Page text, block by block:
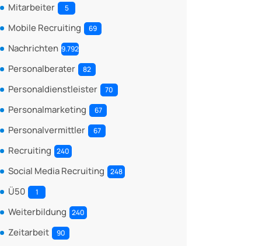
Mitarbeiter 5
Mobile Recruiting 69
Nachrichten 9.792
Personalberater 82
Personaldienstleister 70
Personalmarketing 67
Personalvermittler 67
Recruiting 240
Social Media Recruiting 248
Ü50 1
Weiterbildung 240
Zeitarbeit 90